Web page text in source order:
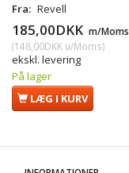
Fra: Revell
185,00DKK m/Moms
(148,00DKK u/Moms)
ekskl. levering
På lager
LÆG I KURV